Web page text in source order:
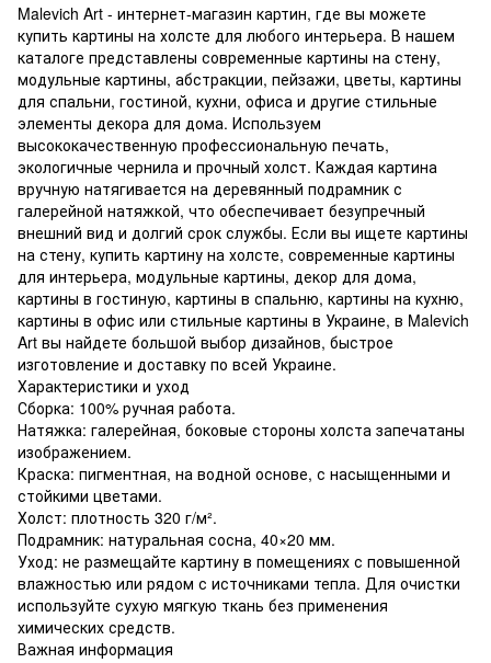
Malevich Art - интернет-магазин картин, где вы можете
купить картины на холсте для любого интерьера. В нашем
каталоге представлены современные картины на стену,
модульные картины, абстракции, пейзажи, цветы, картины
для спальни, гостиной, кухни, офиса и другие стильные
элементы декора для дома. Используем
высококачественную профессиональную печать,
экологичные чернила и прочный холст. Каждая картина
вручную натягивается на деревянный подрамник с
галерейной натяжкой, что обеспечивает безупречный
внешний вид и долгий срок службы. Если вы ищете картины
на стену, купить картину на холсте, современные картины
для интерьера, модульные картины, декор для дома,
картины в гостиную, картины в спальню, картины на кухню,
картины в офис или стильные картины в Украине, в Malevich
Art вы найдете большой выбор дизайнов, быстрое
изготовление и доставку по всей Украине.
Характеристики и уход
Сборка: 100% ручная работа.
Натяжка: галерейная, боковые стороны холста запечатаны
изображением.
Краска: пигментная, на водной основе, с насыщенными и
стойкими цветами.
Холст: плотность 320 г/м².
Подрамник: натуральная сосна, 40×20 мм.
Уход: не размещайте картину в помещениях с повышенной
влажностью или рядом с источниками тепла. Для очистки
используйте сухую мягкую ткань без применения
химических средств.
Важная информация